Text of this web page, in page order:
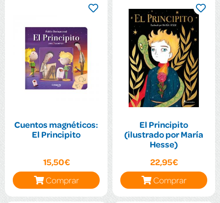
Cuentos magnéticos:
El Principito
15,50€
Comprar
El Principito
(ilustrado por María
Hesse)
22,95€
Comprar